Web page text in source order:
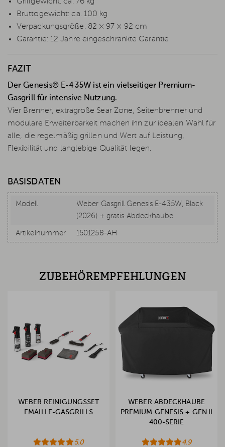
Bruttogewicht: ca. 100 kg
Verpackungsgröße: 82 × 97 × 92 cm
Garantie: 12 Jahre eingeschränkte Garantie
FAZIT
Der Genesis® E-435W ist ein vielseitiger Premium-
Gasgrill für intensive Nutzung.
Vier Brenner, extragroße Sear Zone, Seitenbrenner und
modulare Erweiterbarkeit machen ihn zur idealen Wahl für
alle, die regelmäßig grillen und Wert auf Leistung,
Flexibilität und langlebige Qualität legen.
BASISDATEN
Modell
Weber Gasgrill Genesis E-435W, Black
(2026) + gratis Abdeckhaube
Artikelnummer 1501258-AH
ZUBEHÖREMPFEHLUNGEN
WEBER REINIGUNGSSET
EMAILLE-GASGRILLS
5.0
WEBER ABDECKHAUBE
PREMIUM GENESIS + GEN.II
400-SERIE
4.9